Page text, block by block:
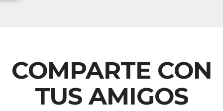
COMPARTE CON
TUS AMIGOS